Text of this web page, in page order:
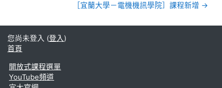
［宜蘭大學－電機機訊學院］課程新增 →
您尚未登入 (登入)
首頁
開放式課程選單
YouTube頻道